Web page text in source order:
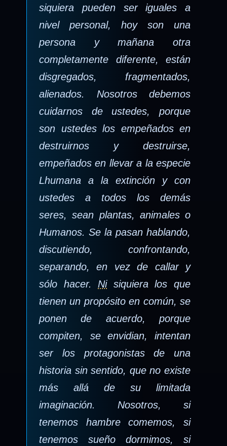
siquiera pueden ser iguales a
nivel personal, hoy son una
persona y mañana otra
completamente diferente, están
disgregados, fragmentados,
alienados. Nosotros debemos
cuidarnos de ustedes, porque
son ustedes los empeñados en
destruirnos y destruirse,
empeñados en llevar a la especie
Lhumana a la extinción y con
ustedes a todos los demás
seres, sean plantas, animales o
Humanos. Se la pasan hablando,
discutiendo, confrontando,
separando, en vez de callar y
sólo hacer. Nisiquiera los que
tienen un propósito en común, se
ponen de acuerdo, porque
compiten, se envidian, intentan
ser los protagonistas de una
historia sin sentido, que no existe
más allá de su limitada
imaginación. Nosotros, si
tenemos hambre comemos, si
tenemos sueño dormimos, si